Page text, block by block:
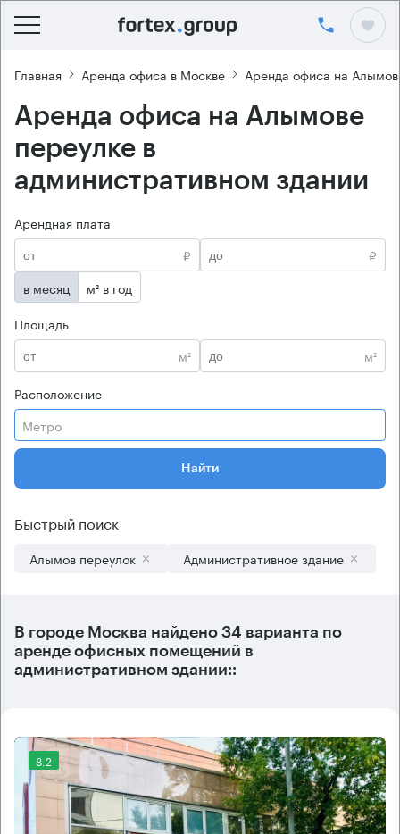
Главная Аренда офиса в Москве Аренда офиса на
Аренда офиса на Алымове
переулке в
административном здании
Арендная плата
₽
₽
в месяц
м² в год
Площадь
м²
м²
Расположение
Метро
Найти
Быстрый поиск
Алымов переулок Административное здание
В городе Москва найдено 34 варианта по
аренде офисных помещений в
административном здании::
8.2